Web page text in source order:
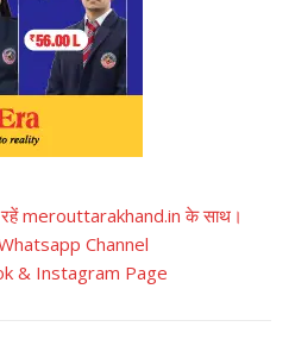
merouttarakhand.in के साथ।
Channel
& Instagram Page